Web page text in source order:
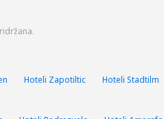
Hoteli Zapotiltic Hoteli Stadtilm